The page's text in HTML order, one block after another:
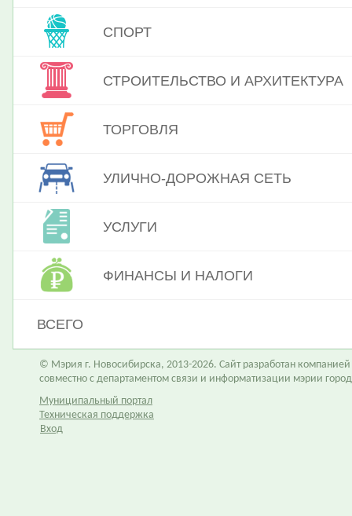
СПОРТ
СТРОИТЕЛЬСТВО И АРХИТЕКТУРА
ТОРГОВЛЯ
УЛИЧНО-ДОРОЖНАЯ СЕТЬ
УСЛУГИ
ФИНАНСЫ И НАЛОГИ
ВСЕГО
© Мэрия г. Новосибирска, 2013-2026. Сайт разработан компанией
совместно с департаментом связи и информатизации мэрии
Муниципальный портал
Техническая поддержка
Вход